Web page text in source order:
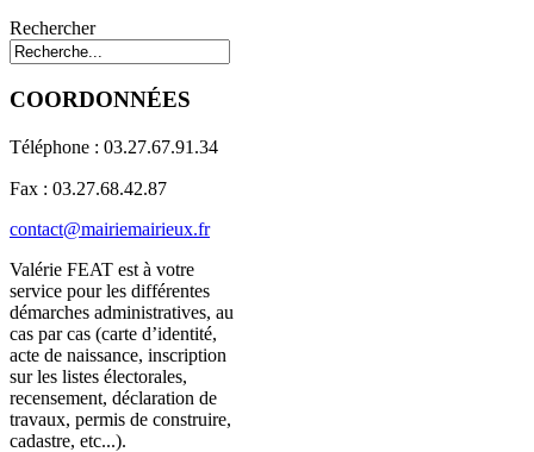
Rechercher
COORDONNÉES
Téléphone : 03.27.67.91.34
Fax : 03.27.68.42.87
contact@mairiemairieux.fr
Valérie FEAT est à votre
service pour les différentes
démarches administratives, au
cas par cas (carte d’identité,
acte de naissance, inscription
sur les listes électorales,
recensement, déclaration de
travaux, permis de construire,
cadastre, etc...).